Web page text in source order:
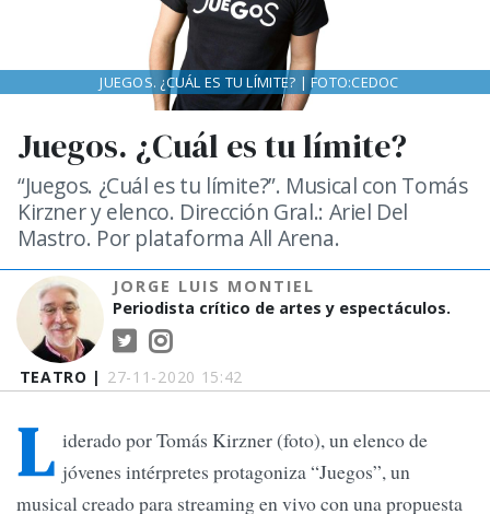
TEATRO | 27-11-2020 15:42
Juegos. ¿Cuál es tu límite?
“Juegos. ¿Cuál es tu límite?”. Musical con Tomás
Kirzner y elenco. Dirección Gral.: Ariel Del
Mastro. Por plataforma All Arena.
JORGE LUIS MONTIEL
Periodista crítico de artes y espectáculos.
JUEGOS. ¿CUÁL ES TU LÍMITE? | FOTO:CEDOC
L iderado por Tomás Kirzner (foto), un elenco de
jóvenes intérpretes protagoniza “Juegos”, un
musical creado para streaming en vivo con una propuesta